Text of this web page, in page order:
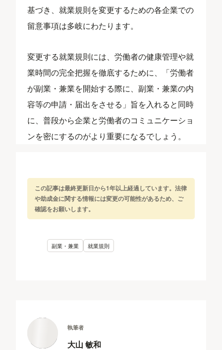
基づき、就業規則を変更するための各企業での
留意事項は多岐にわたります。
変更する就業規則には、労働者の健康管理や就
業時間の完全把握を徹底するために、「労働者
が副業・兼業を開始する際に、副業・兼業の内
容等の申請・届出をさせる」旨を入れると同時
に、普段から企業と労働者のコミュニケーショ
ンを密にするのがより重要になるでしょう。
この記事は最終更新日から1年以上経過しています。法律
や助成金に関する情報には変更の可能性があるため、ご
確認をお願いします。
副業・兼業 就業規則
執筆者
大山 敏和